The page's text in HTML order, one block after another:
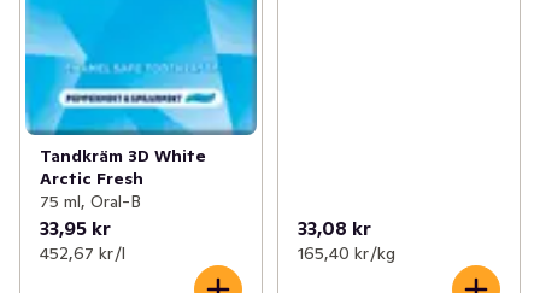
Tandkräm 3D White
Arctic Fresh
75 ml, Oral-B
33,95 kr
452,67 kr /l
33,08 kr
165,40 kr /kg